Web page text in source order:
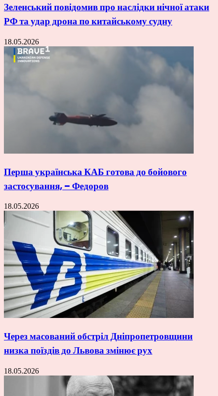
Зеленський повідомив про наслідки нічної атаки
РФ та удар дрона по китайському судну
18.05.2026
Перша українська КАБ готова до бойового
застосування, – Федоров
18.05.2026
Через масований обстріл Дніпропетровщини
низка поїздів до Львова змінює рух
18.05.2026